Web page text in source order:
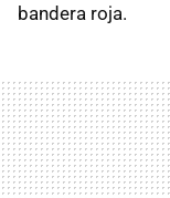
bandera roja.